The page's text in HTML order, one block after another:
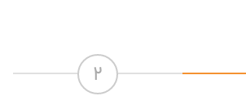
2